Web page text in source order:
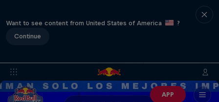
Want to see content from United States of America
?
Continue
APP